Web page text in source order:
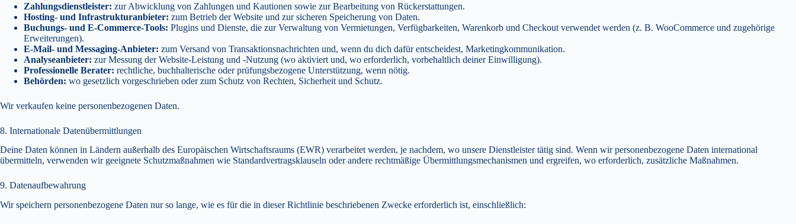
Zahlungsdienstleister: zur Abwicklung von Zahlungen und Kautionen sowie zur Bearbeitung von Rückerstattungen.
Hosting- und Infrastrukturanbieter: zum Betrieb der Website und zur sicheren Speicherung von Daten.
Buchungs- und E-Commerce-Tools: Plugins und Dienste, die zur Verwaltung von Vermietungen, Verfügbarkeiten, Warenkorb und Checkout verwendet werden (z. B. WooCommerce und zugehörige
Erweiterungen).
E-Mail- und Messaging-Anbieter: zum Versand von Transaktionsnachrichten und, wenn du dich dafür entscheidest, Marketingkommunikation.
Analyseanbieter: zur Messung der Website-Leistung und -Nutzung (wo aktiviert und, wo erforderlich, vorbehaltlich deiner Einwilligung).
Professionelle Berater: rechtliche, buchhalterische oder prüfungsbezogene Unterstützung, wenn nötig.
Behörden: wo gesetzlich vorgeschrieben oder zum Schutz von Rechten, Sicherheit und Schutz.
Wir verkaufen keine personenbezogenen Daten.
8. Internationale Datenübermittlungen
Deine Daten können in Ländern außerhalb des Europäischen Wirtschaftsraums (EWR) verarbeitet werden, je nachdem, wo unsere Dienstleister tätig sind. Wenn wir personenbezogene Daten international
übermitteln, verwenden wir geeignete Schutzmaßnahmen wie Standardvertragsklauseln oder andere rechtmäßige Übermittlungsmechanismen und ergreifen, wo erforderlich, zusätzliche Maßnahmen.
9. Datenaufbewahrung
Wir speichern personenbezogene Daten nur so lange, wie es für die in dieser Richtlinie beschriebenen Zwecke erforderlich ist, einschließlich: